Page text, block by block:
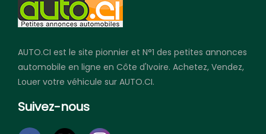
AUTO.CI est le site pionnier et N°1 des petites annonces
automobile en ligne en Côte d'Ivoire. Achetez, Vendez,
Louer votre véhicule sur AUTO.CI.
Suivez-nous